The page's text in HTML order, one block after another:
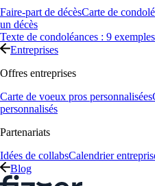
Faire-part de décèsCarte de
un décès
Texte de condoléances : 9 exemples
Entreprises
Offres entreprises
Carte de voeux pros personnalisées
personnalisés
Partenariats
Idées de collabsCalendrier
Blog